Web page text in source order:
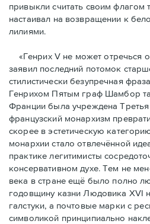
привыкли считать своим флагoм
настаивал на возвращении к
лилиями.
«Генрих V не может отречься
заявил последний потомок
стилистически безупречная
Генрихом Пятым граф Шамбор
Франции была учреждена
французский монархизм
скорее в эстетическую
монархии стало отвлечённой
практике легитимисты
консервативном духе. Тем не
века в стране ещё было полно
годовщину казни Людовика XVI
галстуки, а почтовые марки с
символикой принципиально